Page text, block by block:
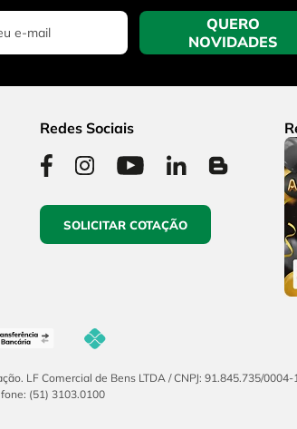
QUERO
NOVIDADES
Redes Sociais
SOLICITAR COTAÇÃO
LF Comercial de Bens LTDA / CNPJ: 91.845.735/0004-
(51) 3103.0100